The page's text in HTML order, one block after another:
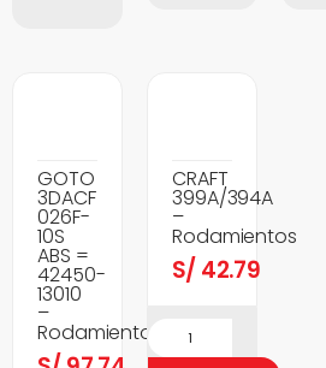
GOTO
3DACF
026F-
10S
ABS =
42450-
13010
–
Rodamientos
CRAFT
399A/394A
–
Rodamientos
S/ 42.79